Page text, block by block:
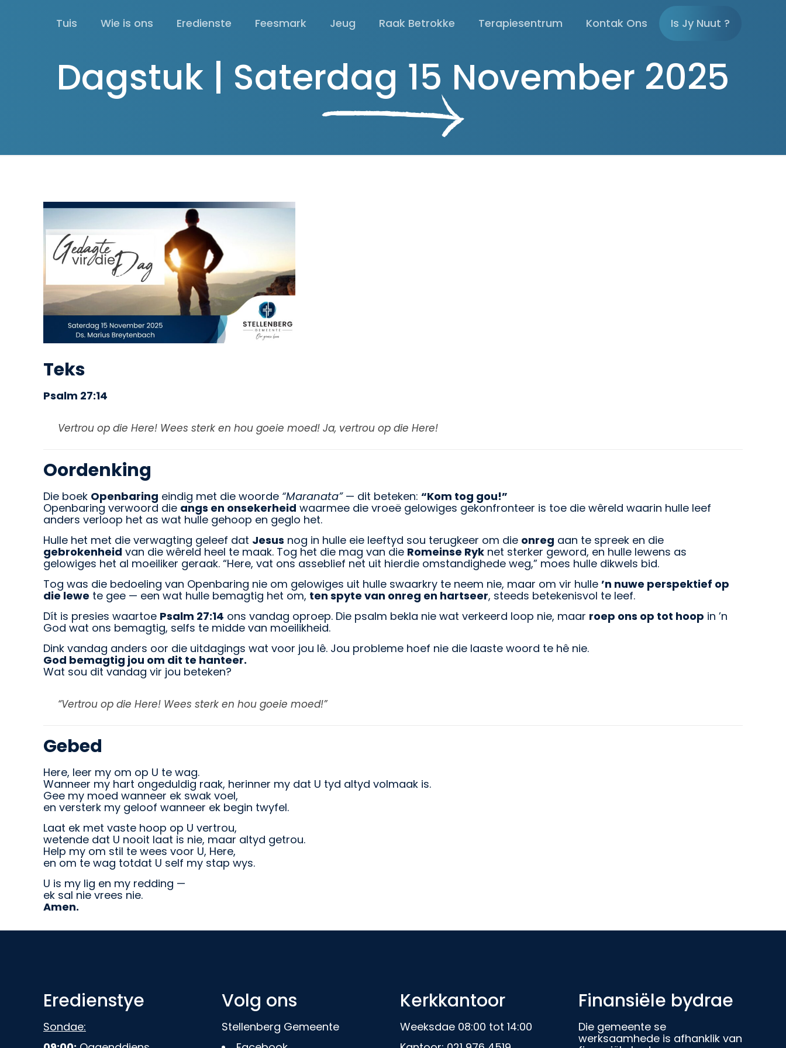
Tuis Wie is ons Eredienste Feesmark Jeug Raak Betrokke Terapiesentrum Kontak Ons Is Jy Nuut ?
Dagstuk | Saterdag 15 November 2025
Teks
Psalm 27:14
Vertrou op die Here! Wees sterk en hou goeie moed! Ja, vertrou op die Here!
Oordenking
Die boek Openbaring eindig met die woorde “Maranata”— dit beteken:“Kom tog gou!”
Openbaring verwoord die angs en onsekerheid waarmee die vroeë gelowiges gekonfronteer is toe die wêreld waarin hulle leef
anders verloop het as wat hulle gehoop en geglo het.
Hulle het met die verwagting geleef dat Jesus nog in hulle eie leeftyd sou terugkeer om die onreg aan te spreek en die
gebrokenheid van die wêreld heel te maak. Tog het die mag van die Romeinse Ryk net sterker geword, en hulle lewens as
gelowiges het al moeiliker geraak. “Here, vat ons asseblief net uit hierdie omstandighede weg,” moes hulle dikwels bid.
Tog was die bedoeling van Openbaring nie om gelowiges uit hulle swaarkry te neem nie, maar om vir hulle ’n nuwe perspektief op
die lewe te gee — een wat hulle bemagtig het om, ten spyte van onreg en hartseer, steeds betekenisvol te leef.
Dít is presies waartoe Psalm 27:14 ons vandag oproep. Die psalm bekla nie wat verkeerd loop nie, maar roep ons op tot hoop in ’n
God wat ons bemagtig, selfs te midde van moeilikheid.
Dink vandag anders oor die uitdagings wat voor jou lê. Jou probleme hoef nie die laaste woord te hê nie.
God bemagtig jou om dit te hanteer.
Wat sou dit vandag vir jou beteken?
“Vertrou op die Here! Wees sterk en hou goeie moed!”
Gebed
Here, leer my om op U te wag.
Wanneer my hart ongeduldig raak, herinner my dat U tyd altyd volmaak is.
Gee my moed wanneer ek swak voel,
en versterk my geloof wanneer ek begin twyfel.
Laat ek met vaste hoop op U vertrou,
wetende dat U nooit laat is nie, maar altyd getrou.
Help my om stil te wees voor U, Here,
en om te wag totdat U self my stap wys.
U is my lig en my redding —
ek sal nie vrees nie.
Amen.
Eredienstye
Sondae:
Volg ons
Stellenberg Gemeente
Kerkkantoor
Weeksdae 08:00 tot 14:00
Finansiële bydrae
Die gemeente se
werksaamhede is afhanklik van